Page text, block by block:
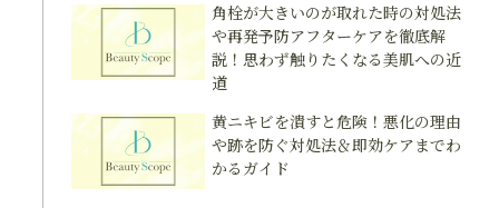
角栓が大きいのが取れた時の対処法
や再発予防アフターケアを徹底解
説！思わず触りたくなる美肌への近
道
黄ニキビを潰すと危険！悪化の理由
や跡を防ぐ対処法＆即効ケアまでわ
かるガイド